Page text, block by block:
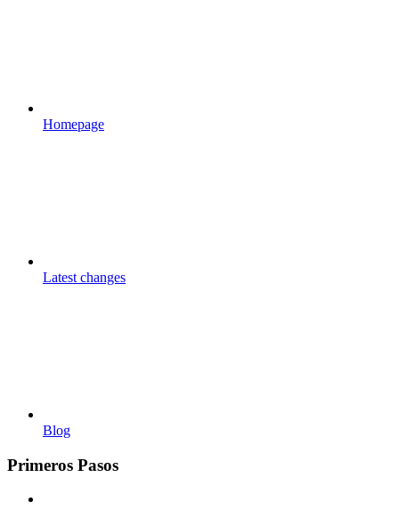
Homepage
Latest changes
Blog
Primeros Pasos